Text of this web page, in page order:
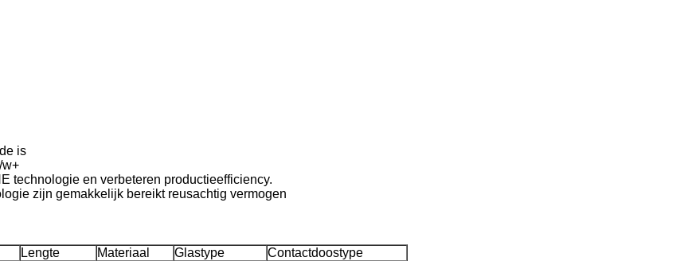
is
w+
technologie en verbeteren productieefficiency.
zijn gemakkelijk bereikt reusachtig vermogen
Lengte Materiaal Glastype
Contactdoostype